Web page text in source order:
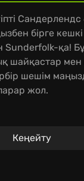
Сандерлендс
бірге
Sunderfolk-қа!
шайқастар
шешім
жол.
таңдап,
Кеңейту